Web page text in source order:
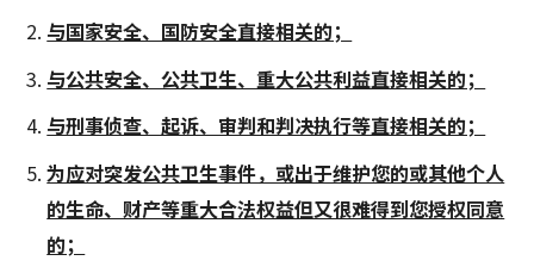
与国家安全、国防安全直接相关的；
与公共安全、公共卫生、重大公共利益直接相关的；
与刑事侦查、起诉、审判和判决执行等直接相关的；
为应对突发公共卫生事件，或出于维护您的或其他个人
的生命、财产等重大合法权益但又很难得到您授权同意
的；